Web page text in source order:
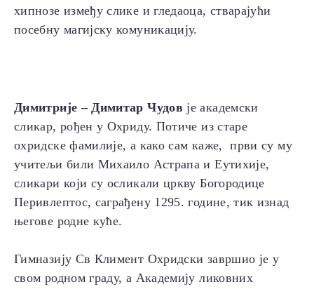
хипнозе између слике и гледаоца, стварајући
посебну магијску комуникацију.
Димитрије – Димитар Чудов je академски
сликар, рођен у Охриду. Потиче из старе
охридске фамилије, а како сам каже, први су му
учитељи били Михаило Астрапа и Еутихије,
сликари који су осликали цркву Богородице
Перивлептос, саграђену 1295. године, тик изнад
његове родне куће.
Гимназију Св Климент Охридски завршио је у
свом родном граду, а Академију ликовних